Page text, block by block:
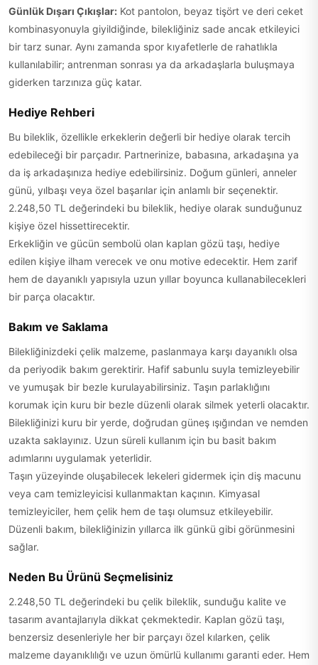
Günlük Dışarı Çıkışlar: Kot pantolon, beyaz tişört ve deri ceket
kombinasyonuyla giyildiğinde, bilekliğiniz sade ancak etkileyici
bir tarz sunar. Aynı zamanda spor kıyafetlerle de rahatlıkla
kullanılabilir; antrenman sonrası ya da arkadaşlarla buluşmaya
giderken tarzınıza güç katar.
Hediye Rehberi
Bu bileklik, özellikle erkeklerin değerli bir hediye olarak tercih
edebileceği bir parçadır. Partnerinize, babasına, arkadaşına ya
da iş arkadaşınıza hediye edebilirsiniz. Doğum günleri, anneler
günü, yılbaşı veya özel başarılar için anlamlı bir seçenektir.
2.248,50 TL değerindeki bu bileklik, hediye olarak sunduğunuz
kişiye özel hissettirecektir.
Erkekliğin ve gücün sembolü olan kaplan gözü taşı, hediye
edilen kişiye ilham verecek ve onu motive edecektir. Hem zarif
hem de dayanıklı yapısıyla uzun yıllar boyunca kullanabilecekleri
bir parça olacaktır.
Bakım ve Saklama
Bilekliğinizdeki çelik malzeme, paslanmaya karşı dayanıklı olsa
da periyodik bakım gerektirir. Hafif sabunlu suyla temizleyebilir
ve yumuşak bir bezle kurulayabilirsiniz. Taşın parlaklığını
korumak için kuru bir bezle düzenli olarak silmek yeterli olacaktır.
Bilekliğinizi kuru bir yerde, doğrudan güneş ışığından ve nemden
uzakta saklayınız. Uzun süreli kullanım için bu basit bakım
adımlarını uygulamak yeterlidir.
Taşın yüzeyinde oluşabilecek lekeleri gidermek için diş macunu
veya cam temizleyicisi kullanmaktan kaçının. Kimyasal
temizleyiciler, hem çelik hem de taşı olumsuz etkileyebilir.
Düzenli bakım, bilekliğinizin yıllarca ilk günkü gibi görünmesini
sağlar.
Neden Bu Ürünü Seçmelisiniz
2.248,50 TL değerindeki bu çelik bileklik, sunduğu kalite ve
tasarım avantajlarıyla dikkat çekmektedir. Kaplan gözü taşı,
benzersiz desenleriyle her bir parçayı özel kılarken, çelik
malzeme dayanıklılığı ve uzun ömürlü kullanımı garanti eder. Hem